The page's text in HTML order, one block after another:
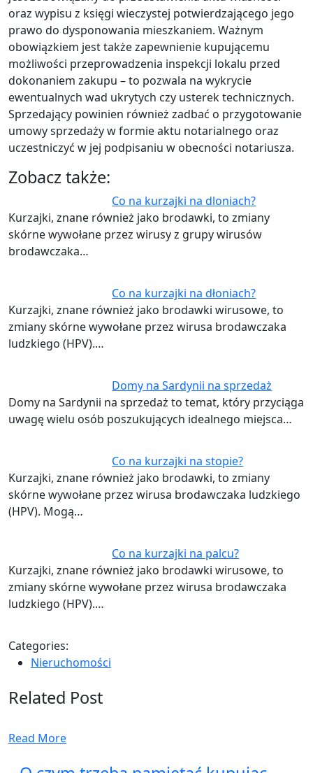
oraz wypisu z księgi wieczystej potwierdzającego jego
prawo do dysponowania mieszkaniem. Ważnym
obowiązkiem jest także zapewnienie kupującemu
możliwości przeprowadzenia inspekcji lokalu przed
dokonaniem zakupu – to pozwala na wykrycie
ewentualnych wad ukrytych czy usterek technicznych.
Sprzedający powinien również zadbać o przygotowanie
umowy sprzedaży w formie aktu notarialnego oraz
uczestniczyć w jej podpisaniu w obecności notariusza.
Zobacz także:
Co na kurzajki na dloniach?
Kurzajki, znane również jako brodawki, to zmiany
skórne wywołane przez wirusy z grupy wirusów
brodawczaka…
Co na kurzajki na dłoniach?
Kurzajki, znane również jako brodawki wirusowe, to
zmiany skórne wywołane przez wirusa brodawczaka
ludzkiego (HPV).…
Domy na Sardynii na sprzedaż
Domy na Sardynii na sprzedaż to temat, który przyciąga
uwagę wielu osób poszukujących idealnego miejsca…
Co na kurzajki na stopie?
Kurzajki, znane również jako brodawki, to zmiany
skórne wywołane przez wirusa brodawczaka ludzkiego
(HPV). Mogą…
Co na kurzajki na palcu?
Kurzajki, znane również jako brodawki wirusowe, to
zmiany skórne wywołane przez wirusa brodawczaka
ludzkiego (HPV).…
Categories:
Nieruchomości
Related Post
Read More